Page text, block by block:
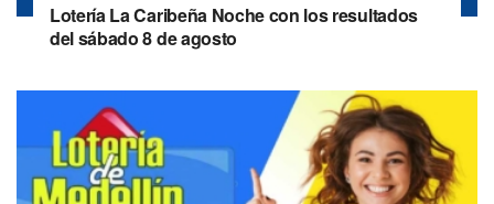
Lotería La Caribeña Noche con los resultados
del sábado 8 de agosto